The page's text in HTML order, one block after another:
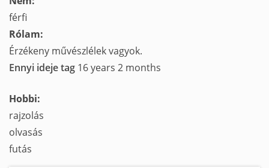
férfi
Rólam:
Érzékeny művészlélek vagyok.
Ennyi ideje tag 16 years 2 months
Hobbi:
rajzolás
olvasás
futás